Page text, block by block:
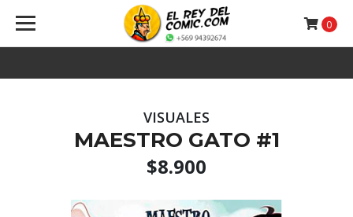
0
VISUALES
MAESTRO GATO #1
$8.900